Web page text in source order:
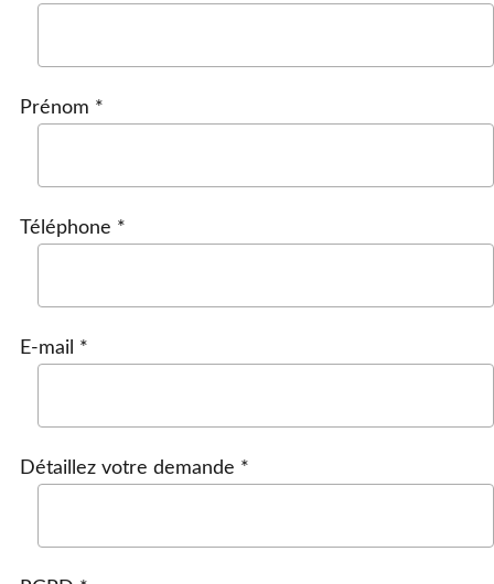
Prénom *
Téléphone *
E-mail *
Détaillez votre demande *